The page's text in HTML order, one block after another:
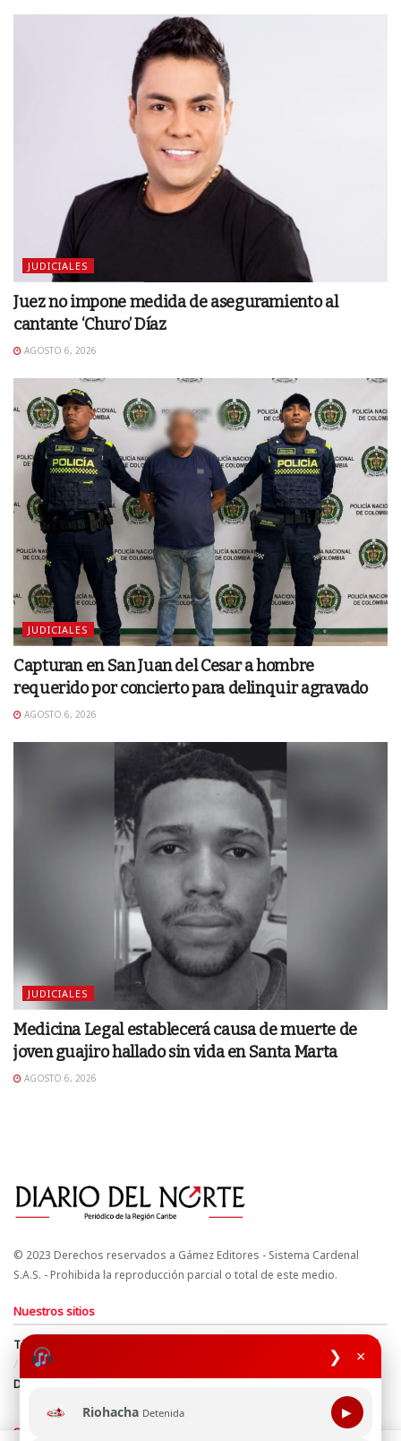
❯ ×
Riohacha Detenida ▶
JUDICIALES
Juez no impone medida de aseguramiento al
cantante ‘Churo’ Díaz
AGOSTO 6, 2026
JUDICIALES
Capturan en San Juan del Cesar a hombre
requerido por concierto para delinquir agravado
AGOSTO 6, 2026
JUDICIALES
Medicina Legal establecerá causa de muerte de
joven guajiro hallado sin vida en Santa Marta
AGOSTO 6, 2026
© 2023 Derechos reservados a Gámez Editores - Sistema Cardenal
S.A.S. - Prohibida la reproducción parcial o total de este medio.
Nuestros sitios
Términos y Condiciones
Derechos de Autor y Propiedad Intelectual
Política de uso de cookies
Política de Tratamiento de Datos
Directrices Editoriales
Síguenos